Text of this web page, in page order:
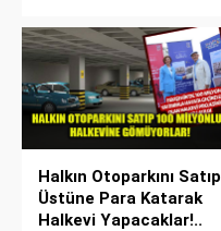
Halkın Otoparkını Satıp
Üstüne Para Katarak
Halkevi Yapacaklar!..